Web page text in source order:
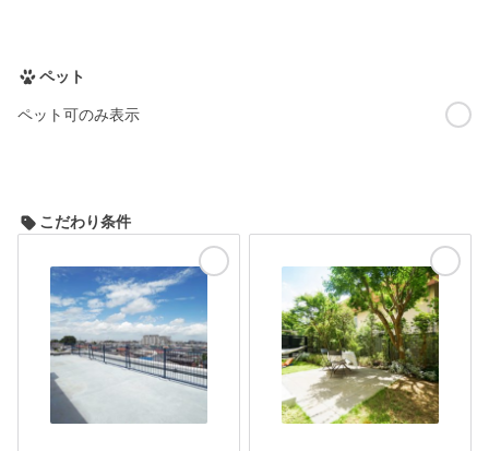
ペット
ペット可のみ表示
こだわり条件